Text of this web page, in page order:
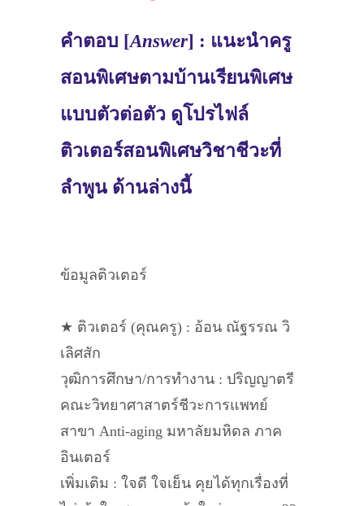
คำตอบ [Answer] : แนะนำครู
สอนพิเศษตามบ้านเรียนพิเศษ
แบบตัวต่อตัว ดูโปรไฟล์
ติวเตอร์สอนพิเศษวิชาชีวะที่
ลำพูน ด้านล่างนี้
ข้อมูลติวเตอร์
★ ติวเตอร์ (คุณครู) : อ้อน ณัฐรรณ วิ
เลิศสัก
วุฒิการศึกษา/การทำงาน : ปริญญาตรี
คณะวิทยาศาสาตร์ชีวะการแพทย์
สาขา Anti-aging มหาลัยมหิดล ภาค
อินเตอร์
เพิ่มเติม : ใจดี ใจเย็น คุยได้ทุกเรื่องที่